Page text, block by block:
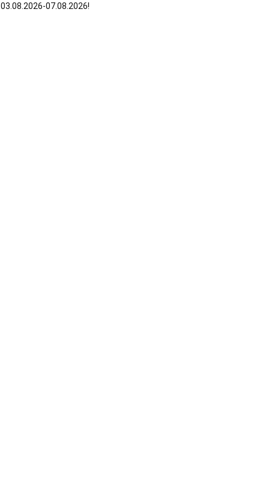
03.08.2026-07.08.2026!